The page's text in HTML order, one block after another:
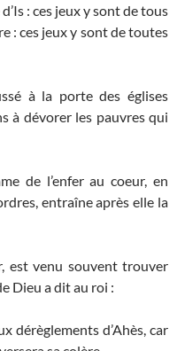
: ces jeux y sont de tous
: ces jeux y sont de toutes
à la porte des églises
à dévorer les pauvres qui
de l’enfer au coeur, en
entraîne après elle la
est venu souvent trouver
Dieu a dit au roi :
dérèglements d’Ahès, car